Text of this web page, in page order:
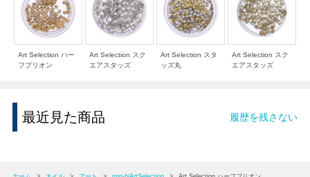
Art Selection ハー
フブリオン
Art Selection スク
エアスタッズ
Art Selection スタ
ッズ丸
Art Selection スク
エアスタッズ
最近見た商品 履歴を残さない